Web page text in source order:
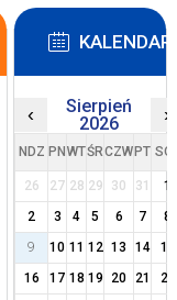
‹
Sierpień
2026
›
NDZ PN WTŚRCZW PT
26 27 28 29 30 31
1
2
3 4 5 6 7
8
9
10 11 12 13 14
15
16
17 18 19 20 21
22